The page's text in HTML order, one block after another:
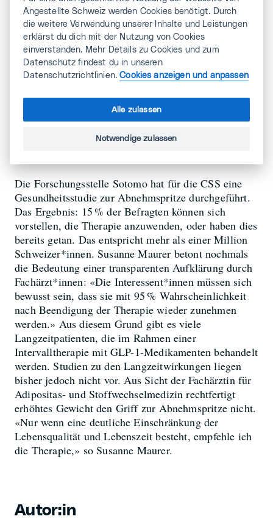
fühlt sich eine effiziente Gewichtsabnahme wie eine
grosse Befreiung an.» Steigen Lebensqualität und
Selbstbild, ist dies auch bei der Arbeit spürbar. Ein
gesundes Selbstvertrauen hilft sowohl im
Arbeitsalltag als auch bei der Stellensuche.
Studien zu Langzeitwirkungen
Die Forschungsstelle Sotomo hat für die CSS eine
Gesundheitsstudie zur Abnehmspritze durchgeführt.
Das Ergebnis: 15 % der Befragten können sich
vorstellen, die Therapie anzuwenden, oder haben dies
bereits getan. Das entspricht mehr als einer Million
Schweizer*innen. Susanne Maurer betont nochmals
die Bedeutung einer transparenten Aufklärung durch
Fachärzt*innen: «Die Interessent*innen müssen sich
bewusst sein, dass sie mit 95 % Wahrscheinlichkeit
nach Beendigung der Therapie wieder zunehmen
werden.» Aus diesem Grund gibt es viele
Langzeitpatienten, die im Rahmen einer
Intervalltherapie mit GLP-1-Medikamenten behandelt
werden. Studien zu den Langzeitwirkungen liegen
bisher jedoch nicht vor. Aus Sicht der Fachärztin für
Adipositas- und Stoffwechselmedizin rechtfertigt
erhöhtes Gewicht den Griff zur Abnehmspritze nicht.
«Nur wenn eine deutliche Einschränkung der
Lebensqualität und Lebenszeit besteht, empfehle ich
die Therapie,» so Susanne Maurer.
Autor:in
Angestellte Schweiz werden Cookies benötigt. Durch
die weitere Verwendung unserer Inhalte und Leistungen
erklärst du dich mit der Nutzung von Cookies
einverstanden. Mehr Details zu Cookies und zum
Datenschutz findest du in unseren
Datenschutzrichtlinien.Cookies anzeigen und anpassen
Alle zulassen
Notwendige zulassen